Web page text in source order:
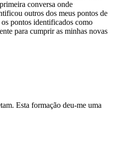
conversa onde
outros dos meus pontos de
pontos identificados como
para cumprir as minhas novas
Esta formação deu-me uma